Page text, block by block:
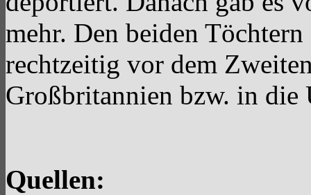
mehr. Den beiden
rechtzeitig vor dem
Großbritannien bzw. in
Quellen: